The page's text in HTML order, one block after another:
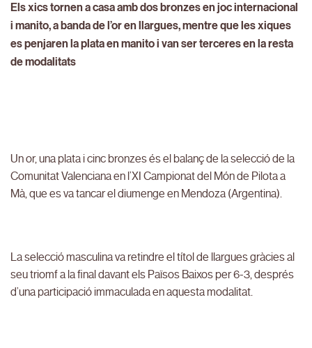
Els xics tornen a casa amb dos bronzes en joc internacional
i manito, a banda de l’or en llargues, mentre que les xiques
es penjaren la plata en manito i van ser terceres en la resta
de modalitats
Un or, una plata i cinc bronzes és el balanç de la selecció de la
Comunitat Valenciana en l’XI Campionat del Món de Pilota a
Mà, que es va tancar el diumenge en Mendoza (Argentina).
La selecció masculina va retindre el títol de llargues gràcies al
seu triomf a la final davant els Països Baixos per 6-3, després
d’una participació immaculada en aquesta modalitat.